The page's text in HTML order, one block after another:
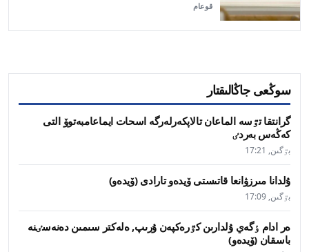
قوعام
سوڭعى جاڭالىقتار
گرانتقا تٷسە الماعان تالاپكەرلەرگە اسحات ايماعامبەتوۆ التى
كەڭەس بەردٸ
بٷگىن, 17:21
ۇلدانا مىرزۋانعا قاتىستى ۆيدەو تارادى (ۆيدەو)
بٷگىن, 17:09
ەر ادام ٶگەي ۇلدارىن كٷرەكپەن ۇرىپ, ەلەكتر سىمىن دەنەسٸنە
باسقان (ۆيدەو)